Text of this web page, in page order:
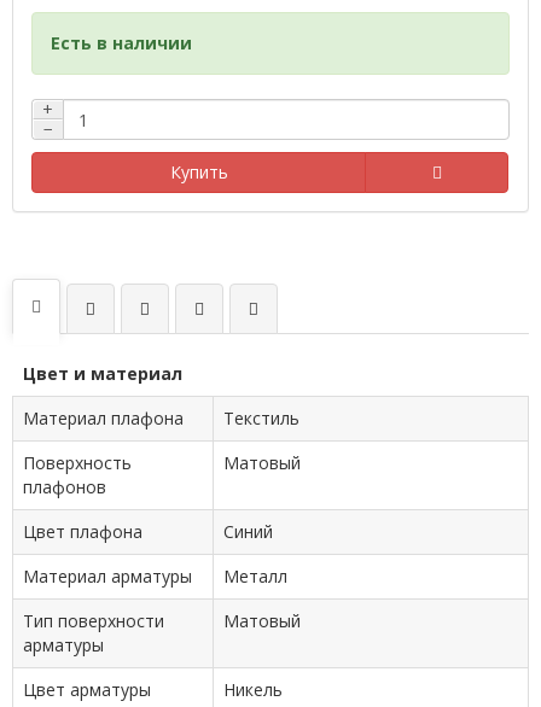
Есть в наличии
+
−
Купить
Цвет и материал
Материал плафона
Текстиль
Поверхность
плафонов
Матовый
Цвет плафона
Синий
Материал арматуры
Металл
Тип поверхности
арматуры
Матовый
Цвет арматуры Никель